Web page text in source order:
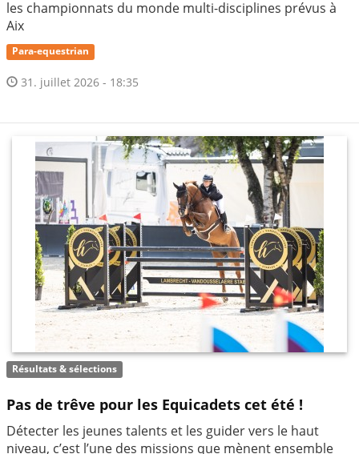
les championnats du monde multi-disciplines prévus à
Aix
Para-equestrian
31. juillet 2026 - 18:35
Résultats & sélections
Pas de trêve pour les Equicadets cet été !
Détecter les jeunes talents et les guider vers le haut
niveau, c’est l’une des missions que mènent ensemble